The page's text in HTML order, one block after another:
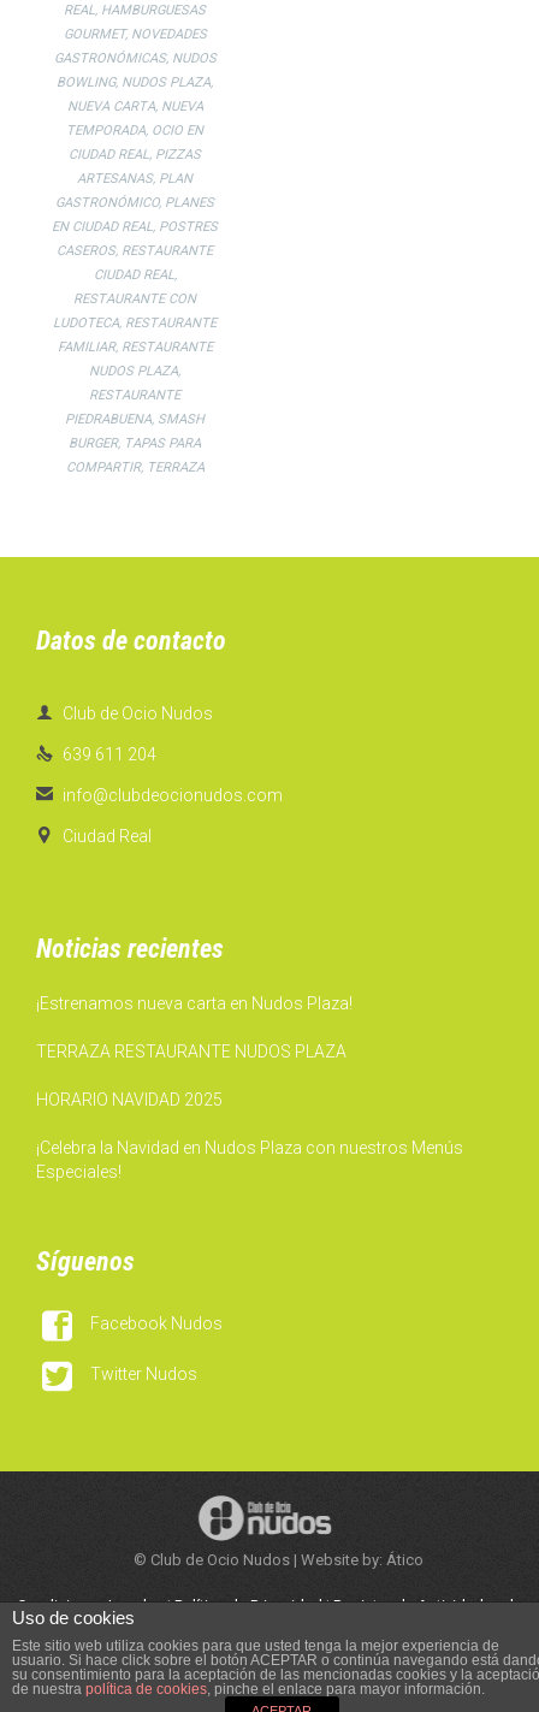
REAL, HAMBURGUESAS
GOURMET, NOVEDADES
GASTRONÓMICAS, NUDOS
BOWLING, NUDOS PLAZA,
NUEVA CARTA, NUEVA
TEMPORADA, OCIO EN
CIUDAD REAL, PIZZAS
ARTESANAS, PLAN
GASTRONÓMICO, PLANES
EN CIUDAD REAL, POSTRES
CASEROS, RESTAURANTE
CIUDAD REAL,
RESTAURANTE CON
LUDOTECA, RESTAURANTE
FAMILIAR, RESTAURANTE
NUDOS PLAZA,
RESTAURANTE
PIEDRABUENA, SMASH
BURGER, TAPAS PARA
COMPARTIR, TERRAZA
Datos de contacto
 Club de Ocio Nudos
 639 611 204
 info@clubdeocionudos.com
 Ciudad Real
Noticias recientes
¡Estrenamos nueva carta en Nudos Plaza!
TERRAZA RESTAURANTE NUDOS PLAZA
HORARIO NAVIDAD 2025
¡Celebra la Navidad en Nudos Plaza con nuestros Menús
Especiales!
Síguenos
 Facebook Nudos
 Twitter Nudos
© Club de Ocio Nudos | Website by: Ático
Condiciones Legales|Política de Privacidad|Registro de Actividades de
Síguenos:    
Uso de cookies
Este sitio web utiliza cookies para que usted tenga la mejor experiencia de
usuario. Si hace click sobre el botón ACEPTAR o continúa navegando está
su consentimiento para la aceptación de las mencionadas cookies y la
de nuestra política de cookies, pinche el enlace para mayor información.